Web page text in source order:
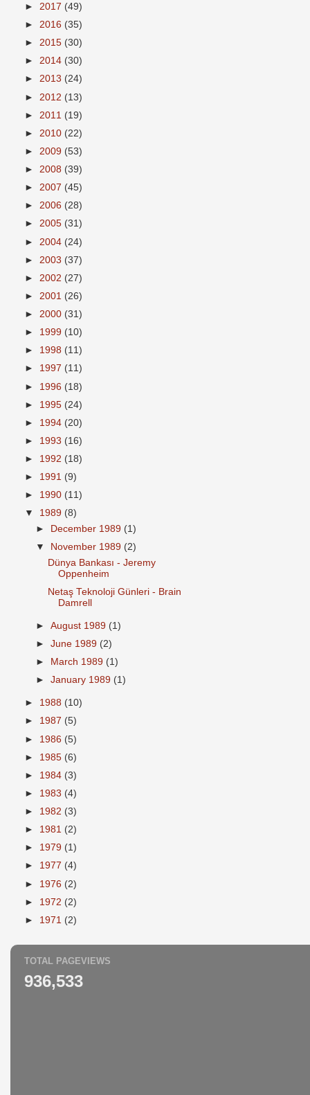
► 2017 (49)
► 2016 (35)
► 2015 (30)
► 2014 (30)
► 2013 (24)
► 2012 (13)
► 2011 (19)
► 2010 (22)
► 2009 (53)
► 2008 (39)
► 2007 (45)
► 2006 (28)
► 2005 (31)
► 2004 (24)
► 2003 (37)
► 2002 (27)
► 2001 (26)
► 2000 (31)
► 1999 (10)
► 1998 (11)
► 1997 (11)
► 1996 (18)
► 1995 (24)
► 1994 (20)
► 1993 (16)
► 1992 (18)
► 1991 (9)
► 1990 (11)
▼ 1989 (8)
►
December 1989 (1)
▼
November 1989 (2)
Dünya Bankası - Jeremy
Oppenheim
Netaş Teknoloji Günleri - Brain
Damrell
►August 1989 (1)
►June 1989 (2)
►
March 1989 (1)
►January 1989 (1)
► 1988 (10)
► 1987 (5)
► 1986 (5)
► 1985 (6)
► 1984 (3)
► 1983 (4)
► 1982 (3)
► 1981 (2)
► 1979 (1)
► 1977 (4)
► 1976 (2)
► 1972 (2)
► 1971 (2)
TOTAL PAGEVIEWS
936,533